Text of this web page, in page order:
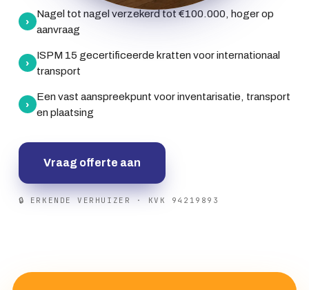
›
Nagel tot nagel verzekerd tot €100.000, hoger op
aanvraag
›
ISPM 15 gecertificeerde kratten voor internationaal
transport
›
Een vast aanspreekpunt voor inventarisatie, transport
en plaatsing
Vraag offerte aan
🔒 ERKENDE VERHUIZER · KVK 94219893